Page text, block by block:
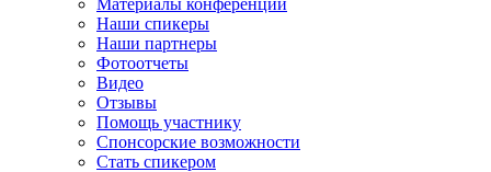
Материалы конференций
Наши спикеры
Наши партнеры
Фотоотчеты
Видео
Отзывы
Помощь участнику
Спонсорские возможности
Стать спикером